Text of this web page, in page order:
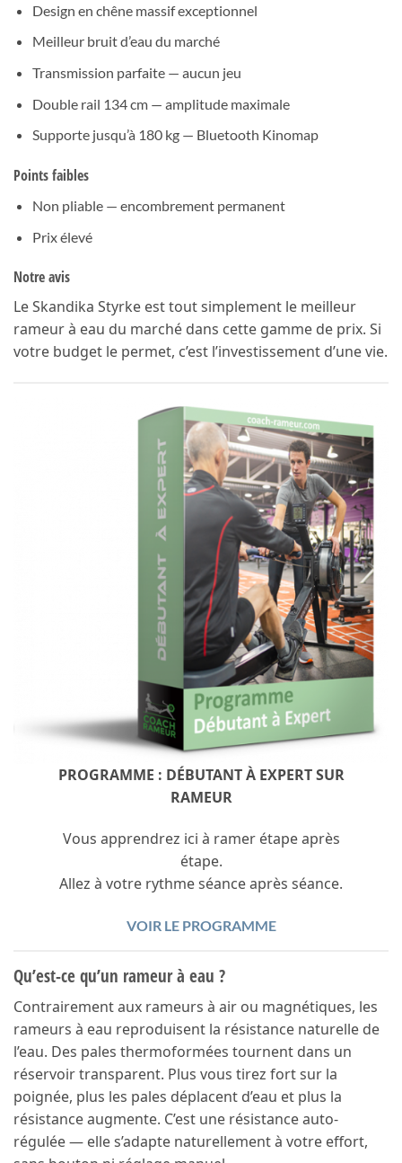
Design en chêne massif exceptionnel
Meilleur bruit d’eau du marché
Transmission parfaite — aucun jeu
Double rail 134 cm — amplitude maximale
Supporte jusqu’à 180 kg — Bluetooth Kinomap
Points faibles
Non pliable — encombrement permanent
Prix élevé
Notre avis
Le Skandika Styrke est tout simplement le meilleur
rameur à eau du marché dans cette gamme de prix. Si
votre budget le permet, c’est l’investissement d’une vie.
PROGRAMME : DÉBUTANT À EXPERT SUR
RAMEUR
Vous apprendrez ici à ramer étape après
étape.
Allez à votre rythme séance après séance.
VOIR LE PROGRAMME
Qu’est-ce qu’un rameur à eau ?
Contrairement aux rameurs à air ou magnétiques, les
rameurs à eau reproduisent la résistance naturelle de
l’eau. Des pales thermoformées tournent dans un
réservoir transparent. Plus vous tirez fort sur la
poignée, plus les pales déplacent d’eau et plus la
résistance augmente. C’est une résistance auto-
régulée — elle s’adapte naturellement à votre effort,